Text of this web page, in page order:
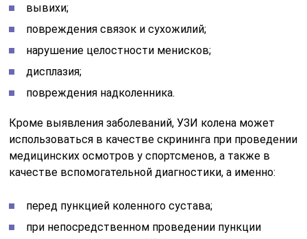
вывихи;
повреждения связок и сухожилий;
нарушение целостности менисков;
дисплазия;
повреждения надколенника.
Кроме выявления заболеваний, УЗИ колена может
использоваться в качестве скрининга при проведении
медицинских осмотров у спортсменов, а также в
качестве вспомогательной диагностики, а именно:
перед пункцией коленного сустава;
при непосредственном проведении пункции